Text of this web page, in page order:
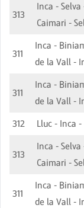
313
Inca -
Caimari -
311
Inca -
de la Vall -
311
Inca -
de la Vall -
312 Lluc - Inca -
313
Inca -
Caimari -
311
Inca -
de la Vall -